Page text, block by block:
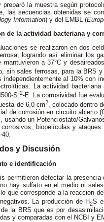
preparó la muestra según
las secuencias obtenidas se
Information) y del EMBL (
de la actividad bacteriana y
se realizaron en dos
logrando así eliminar los
mantuvieron a 37°C y
sin sales ferrosas, para la BRS
independientemente al 10% con
La actividad
S-2-E. La corrosividad fue
de 6,0 cm2
colocado dentro
de corrosión en circuito abierto
usando un Potenciostato/
corrosivos, biopelículas y
y Discusión
e identificación
permitieron detectar la
hay sulfato en el medio ni
que corresponde a la reacción
La producción de H2S
la BRS que es por
y comparadas con el NCBI y